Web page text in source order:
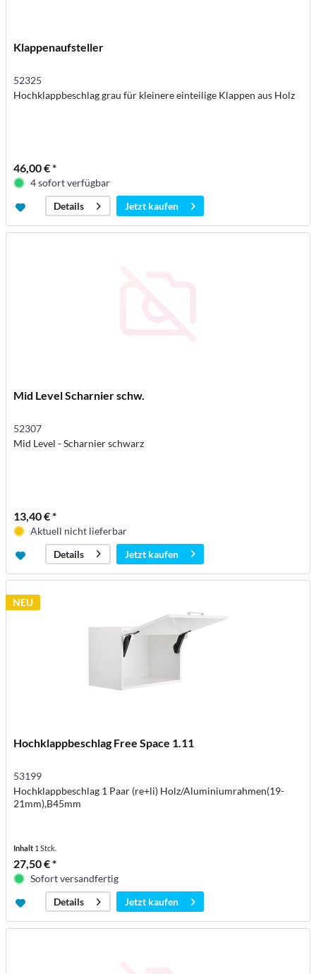
Klappenaufsteller
52325
Hochklappbeschlag grau für kleinere einteilige Klappen aus Holz
46,00 € *
4 sofort verfügbar
Details
Jetzt kaufen
Mid Level Scharnier schw.
52307
Mid Level - Scharnier schwarz
13,40 € *
Aktuell nicht lieferbar
Details
Jetzt kaufen
NEU
Hochklappbeschlag Free Space 1.11
53199
Hochklappbeschlag 1 Paar (re+li) Holz/Aluminiumrahmen(19-
21mm),B45mm
Inhalt 1 Stck.
27,50 € *
Sofort versandfertig
Details
Jetzt kaufen